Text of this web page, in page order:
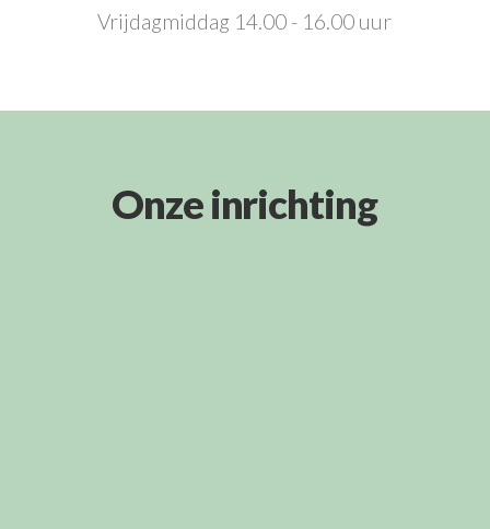
Vrijdagmiddag 14.00 - 16.00 uur
Onze inrichting